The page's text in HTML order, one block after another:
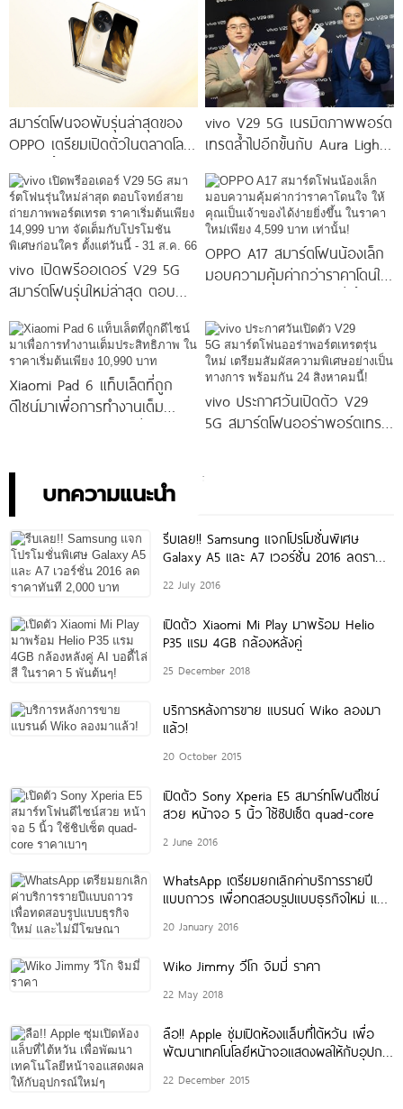
สมาร์ตโฟนจอพับรุ่นล่าสุดของ
OPPO เตรียมเปิดตัวในตลาดโลก
vivo V29 5G เนรมิตภาพพอร์ต
เทรตล้ำไปอีกขั้นกับ Aura Light
โดดเด่นด้วยสุนทรียศาสตร์แห่ง
ดีไซน์
vivo เปิดพรีออเดอร์ V29 5G
สมาร์ตโฟนรุ่นใหม่ล่าสุด ตอบ
ราคาเริ่มต้นเพียง 14,999 บาท
จัดเต็มกับโปรโมชันพิเศษก่อนใคร
OPPO A17 สมาร์ตโฟนน้องเล็ก
มอบความคุ้มค่ากว่าราคาโดนใจ
ราคาใหม่เพียง 4,599 บาท
เท่านั้น!
Xiaomi Pad 6 แท็บเล็ตที่ถูก
ดีไซน์มาเพื่อการทำงานเต็ม
vivo ประกาศวันเปิดตัว V29
5G สมาร์ตโฟนออร่าพอร์ตเทร
บทความแนะนำ
รีบเลย!! Samsung แจกโปรโมชั่นพิเศษ
Galaxy A5 และ A7 เวอร์ชั่น 2016 ลดราคา
22 July 2016
เปิดตัว Xiaomi Mi Play มาพร้อม Helio
P35 แรม 4GB กล้องหลังคู่
25 December 2018
บริการหลังการขาย แบรนด์ Wiko ลองมา
แล้ว!
20 October 2015
เปิดตัว Sony Xperia E5 สมาร์ทโฟนดีไซน์
สวย หน้าจอ 5 นิ้ว ใช้ชิปเซ็ต quad-core
2 June 2016
WhatsApp เตรียมยกเลิกค่าบริการรายปี
แบบถาวร เพื่อทดสอบรูปแบบธุรกิจใหม่ และ
20 January 2016
Wiko Jimmy วีโก จิมมี่ ราคา
22 May 2018
ลือ!! Apple ซุ่มเปิดห้องแล็บที่ไต้หวัน เพื่อ
พัฒนาเทคโนโลยีหน้าจอแสดงผลให้กับอุปก
22 December 2015